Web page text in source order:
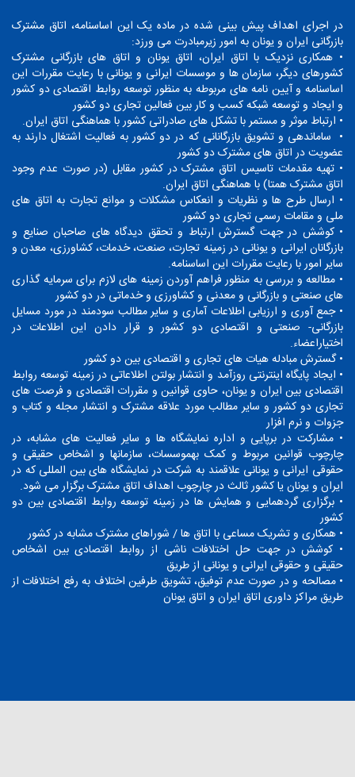
در اجرای اهداف پیش بینی شده در ماده یک این اساسنامه، اتاق مشترک
بازرگانی ایران و یونان به امور زیرمبادرت می ورزد:
• همکاری نزدیک با اتاق ایران، اتاق یونان و اتاق های بازرگانی مشترک
کشورهای دیگر، سازمان ها و موسسات ایرانی و یونانی با رعایت مقررات این
اساسنامه و آیین نامه های مربوطه به منظور توسعه روابط اقتصادی دو کشور
و ایجاد و توسعه شبکه کسب و کار بین فعالین تجاری دو کشور
• ارتباط موثر و مستمر با تشکل های صادراتی کشور با هماهنگی اتاق ایران.
• ساماندهی و تشویق بازرگانانی که در دو کشور به فعالیت اشتغال دارند به
عضویت در اتاق های مشترک دو کشور
• تهیه مقدمات تاسیس اتاق مشترک در کشور مقابل (در صورت عدم وجود
اتاق مشترک همتا) با هماهنگی اتاق ایران.
• ارسال طرح ها و نظریات و انعکاس مشکلات و موانع تجارت به اتاق های
ملی و مقامات رسمی تجاری دو کشور
• کوشش در جهت گسترش ارتباط و تحقق دیدگاه های صاحبان صنایع و
بازرگانان ایرانی و یونانی در زمینه تجارت، صنعت، خدمات، کشاورزی، معدن و
سایر امور با رعایت مقررات این اساسنامه.
• مطالعه و بررسی به منظور فراهم آوردن زمینه های لازم برای سرمایه گذاری
های صنعتی و بازرگانی و معدنی و کشاورزی و خدماتی در دو کشور
• جمع آوری و ارزیابی اطلاعات آماری و سایر مطالب سودمند در مورد مسایل
بازرگانی- صنعتی و اقتصادی دو کشور و قرار دادن این اطلاعات در
اختیاراعضاء.
• گسترش مبادله هیات های تجاری و اقتصادی بین دو کشور
• ایجاد پایگاه اینترنتی روزآمد و انتشار بولتن اطلاعاتی در زمینه توسعه روابط
اقتصادی بین ایران و یونان، حاوی قوانین و مقررات اقتصادی و فرصت های
تجاری دو کشور و سایر مطالب مورد علاقه مشترک و انتشار مجله و کتاب و
جزوات و نرم افزار
• مشارکت در برپایی و اداره نمایشگاه ها و سایر فعالیت های مشابه، در
چارچوب قوانین مربوط و کمک بهموسسات، سازمانها و اشخاص حقیقی و
حقوقی ایرانی و یونانی علاقمند به شرکت در نمایشگاه های بین المللی که در
ایران و یونان یا کشور ثالث در چارچوب اهداف اتاق مشترک برگزار می شود.
• برگزاری گردهمایی و همایش ها در زمینه توسعه روابط اقتصادی بین دو
کشور
• همکاری و تشریک مساعی با اتاق ها / شوراهای مشترک مشابه در کشور
• کوشش در جهت حل اختلافات ناشی از روابط اقتصادی بین اشخاص
حقیقی و حقوقی ایرانی و یونانی از طریق
• مصالحه و در صورت عدم توفيق، تشویق طرفین اختلاف به رفع اختلافات از
طریق مراکز داوری اتاق ایران و اتاق یونان